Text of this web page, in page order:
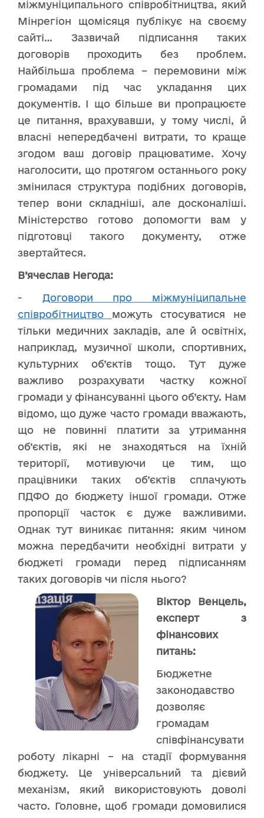
міжмуніципального співробітництва, який
Мінрегіон щомісяця публікує на своєму
сайті… Зазвичай підписання таких
договорів проходить без проблем.
Найбільша проблема – перемовини між
громадами під час укладання цих
документів. І що більше ви пропрацюєте
це питання, врахувавши, у тому числі, й
власні непередбачені витрати, то краще
згодом ваш договір працюватиме. Хочу
наголосити, що протягом останнього року
змінилася структура подібних договорів,
тепер вони складніші, але досконаліші.
Міністерство готово допомогти вам у
підготовці такого документу, отже
звертайтеся.
В’ячеслав Негода:
- Договори про міжмуніципальне
співробітництво можуть стосуватися не
тільки медичних закладів, але й освітніх,
наприклад, музичної школи, спортивних,
культурних об’єктів тощо. Тут дуже
важливо розрахувати частку кожної
громади у фінансуванні цього об’єкту. Нам
відомо, що дуже часто громади вважають,
що не повинні платити за утримання
об’єктів, які не знаходяться на їхній
території, мотивуючи це тим, що
працівники таких об’єктів сплачують
ПДФО до бюджету іншої громади. Отже
пропорції часток є дуже важливими.
Однак тут виникає питання: яким чином
можна передбачити необхідні витрати у
бюджеті громади перед підписанням
таких договорів чи після нього?
Віктор Венцель,
експерт з
фінансових
питань:
Бюджетне
законодавство
дозволяє
громадам
співфінансувати
роботу лікарні – на стадії формування
бюджету. Це універсальний та дієвий
механізм, який використовують доволі
часто. Головне, щоб громади домовилися